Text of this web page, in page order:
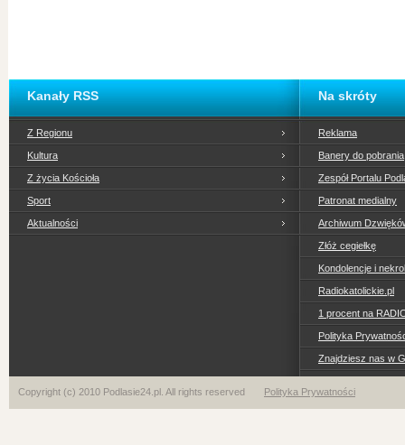
Kanały RSS
Z Regionu
Kultura
Z życia Kościoła
Sport
Aktualności
Na skróty
Reklama
Banery do pobrania
Zespół Portalu
Patronat medialny
Archiwum
Złóż cegiełkę
Kondolencje i
Radiokatolickie.pl
1 procent na
Polityka
Znajdziesz nas w
Copyright (c) 2010 Podlasie24.pl. All rights reserved Polityka Prywatności